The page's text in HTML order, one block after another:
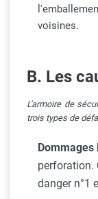
voisines.
B. Les
L'armoire de
trois types de
Dommages
perforation.
danger n°1